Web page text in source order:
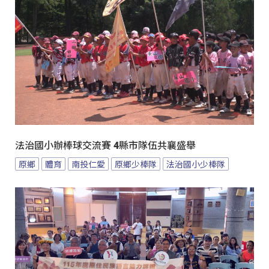
法治國小辦棒球交流賽 4縣市隊伍共襄盛舉
原鄉 體育 南投仁愛 原鄉少棒隊 法治國小少棒隊